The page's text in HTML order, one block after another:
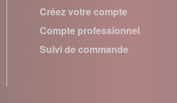
Créez votre compte
Compte professionnel
Suivi de commande